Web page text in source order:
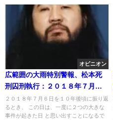
オピニオン
広範囲の大雨特別警報、松本死
刑囚刑執行：２０１８年７月６
日に同時に起きたこと
２０１８年７月６日を１０年後頃に振り返
るとき、 この日は、一度に２つの大きな
事件が起きた日 と思い出すことになるで